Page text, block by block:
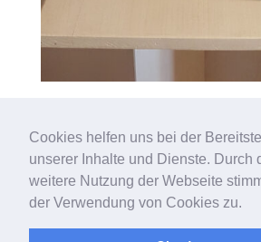
Cookies helfen uns bei der
unserer Inhalte und Dienste. Durch
weitere Nutzung der Webseite
der Verwendung von Cookies zu.
Copyright © 2021 DLG – Kultur und Wir